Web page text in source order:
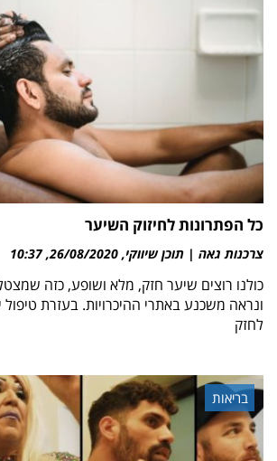
כל הפתרונות לחיזוק השיער
צרכנות גאה | תוכן שיווקי 26/08/2020
10:37
כולנו רוצים שיער חזק, מלא ושופע, כזה
ונראה משכנע באתרי ההיכרויות. בעזרת טיפול
לחזק
בריאות